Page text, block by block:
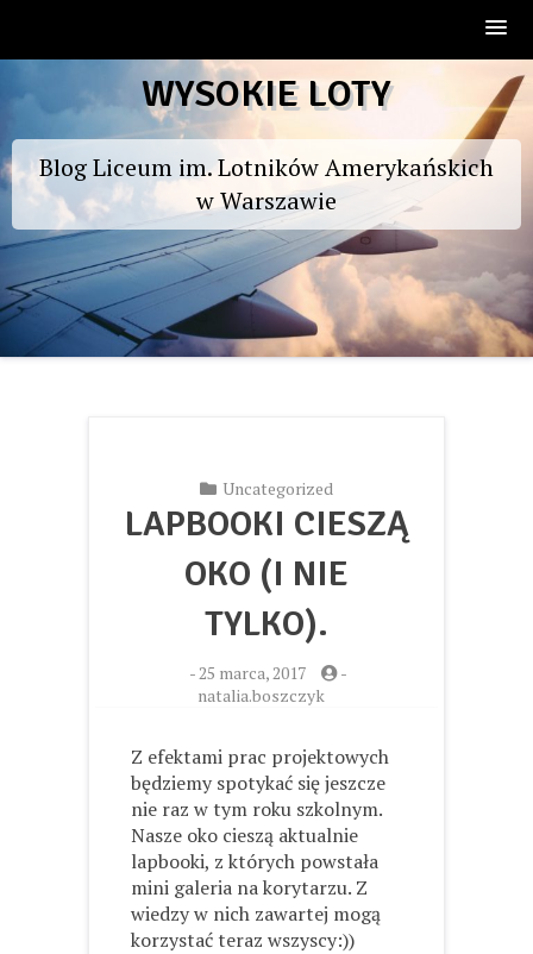
to
WYSOKIE LOTY
Blog Liceum im. Lotników Amerykańskich
w Warszawie
Uncategorized
LAPBOOKI CIESZĄ
OKO (I NIE
TYLKO).
-25 marca, 2017
-
natalia.boszczyk
Z efektami prac projektowych
będziemy spotykać się jeszcze
nie raz w tym roku szkolnym.
Nasze oko cieszą aktualnie
lapbooki, z których powstała
mini galeria na korytarzu. Z
wiedzy w nich zawartej mogą
korzystać teraz wszyscy:))